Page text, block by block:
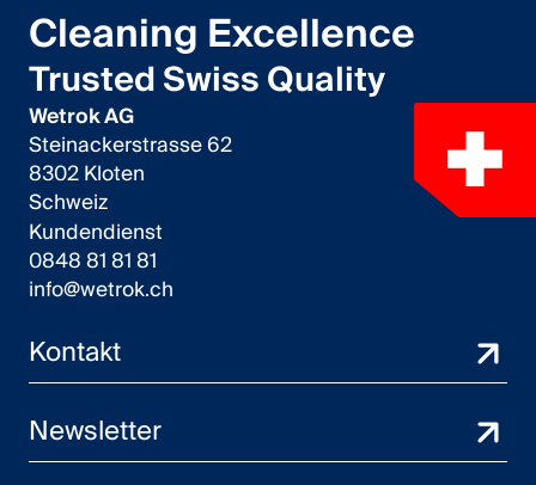
Cleaning Excellence
Trusted Swiss Quality
Wetrok AG
Steinackerstrasse 62
8302 Kloten
Schweiz
Kundendienst
0848 81 81 81
info@wetrok.ch
Kontakt
Newsletter